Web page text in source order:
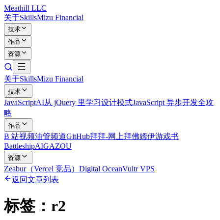
Meathill LLC
关于SkillsMizu Financial
技术
作品
资源
关于SkillsMizu Financial
技术
JavaScriptAI从 jQuery 里学习设计模式JavaScript 异步开发全攻
略
作品
B 站视频油管频道GitHub拜拜-网上拜佛姆伊游戏书
BattleshipAIGAZOU
资源
Zeabur（Vercel 竞品） Digital OceanVultr VPS
返回文章列表
标签： r2